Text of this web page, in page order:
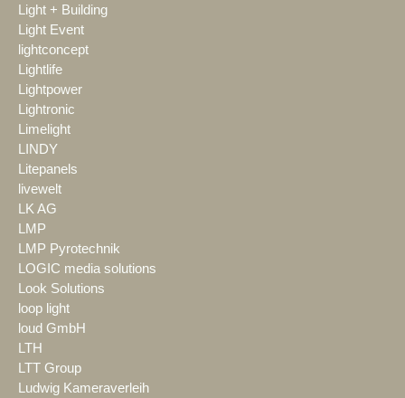
Light + Building
Light Event
lightconcept
Lightlife
Lightpower
Lightronic
Limelight
LINDY
Litepanels
livewelt
LK AG
LMP
LMP Pyrotechnik
LOGIC media solutions
Look Solutions
loop light
loud GmbH
LTH
LTT Group
Ludwig Kameraverleih